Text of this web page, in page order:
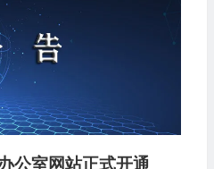
公室网站正式开通